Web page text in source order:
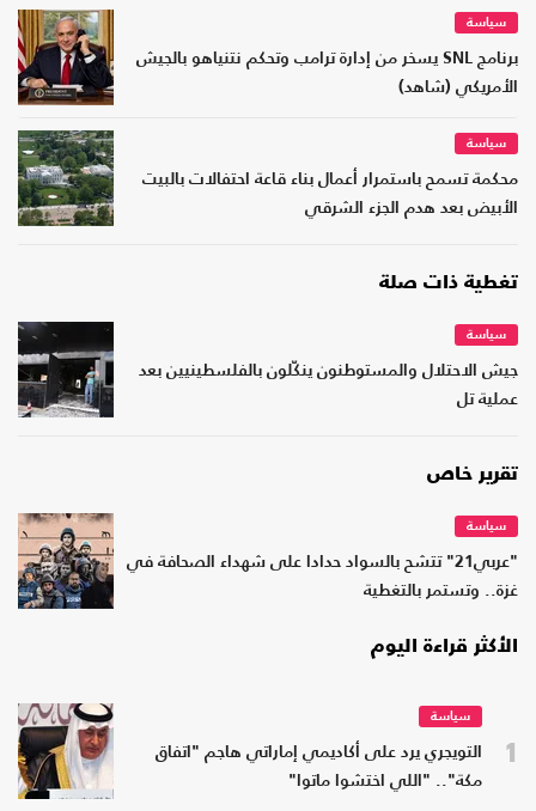
سياسة
برنامج SNL يسخر من إدارة ترامب وتحكم نتنياهو بالجيش
الأمريكي (شاهد)
سياسة
محكمة تسمح باستمرار أعمال بناء قاعة احتفالات بالبيت
الأبيض بعد هدم الجزء الشرقي
تغطية ذات صلة
سياسة
جيش الاحتلال والمستوطنون ينكّلون بالفلسطينيين بعد
عملية تل
تقرير خاص
سياسة
"عربي21" تتشح بالسواد حدادا على شهداء الصحافة في
غزة.. وتستمر بالتغطية
الأكثر قراءة اليوم
1
سياسة
التويجري يرد على أكاديمي إماراتي هاجم "اتفاق
مكة".. "اللي اختشوا ماتوا"